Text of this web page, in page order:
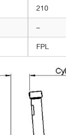
210
–
FPL